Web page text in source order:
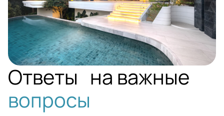
PHUKET
Ответы на важные
вопросы